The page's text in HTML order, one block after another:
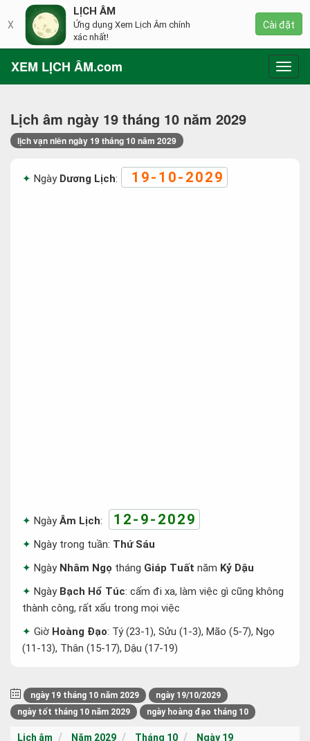
XEM LỊCH ÂM.com
Lịch âm ngày 19 tháng 10 năm 2029
lịch vạn niên ngày 19 tháng 10 năm 2029
Ngày Dương Lịch: 19-10-2029
NgàyÂm Lịch: 12-9-2029
Ngày trong tuần: Thứ Sáu
Ngày Nhâm Ngọ tháng Giáp Tuất năm Kỷ Dậu
Ngày Bạch Hổ Túc: cấm đi xa, làm việc gì cũng không
thành công, rất xấu trong mọi việc
Giờ Hoàng Đạo: Tý (23-1), Sửu (1-3), Mão (5-7), Ngọ
(11-13), Thân (15-17), Dậu (17-19)
ngày 19 tháng 10 năm 2029
ngày 19/10/2029
ngày tốt tháng 10 năm 2029
ngày hoàng đạo tháng 10
Lịch âm Năm 2029 Tháng 10 Ngày 19
X
LỊCH ÂM
Ứng dụng Xem Lịch Âm chính
xác nhất!
Cài đặt